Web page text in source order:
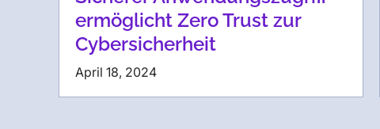
ermöglicht Zero Trust zur
Cybersicherheit
April 18, 2024